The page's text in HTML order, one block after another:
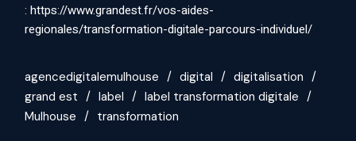
: https://www.grandest.fr/vos-aides-
regionales/transformation-digitale-parcours-individuel/
agencedigitalemulhouse digital
digitalisation
grand est
label
label transformation digitale
Mulhouse
transformation